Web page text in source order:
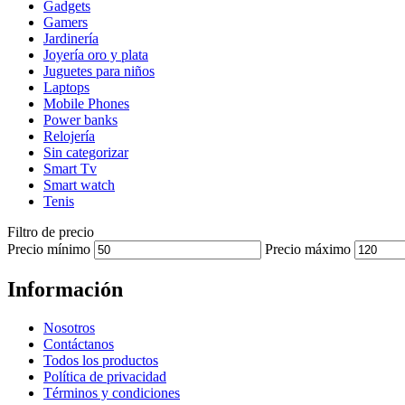
Gadgets
Gamers
Jardinería
Joyería oro y plata
Juguetes para niños
Laptops
Mobile Phones
Power banks
Relojería
Sin categorizar
Smart Tv
Smart watch
Tenis
Filtro de precio
Precio mínimo
Precio máximo
Información
Nosotros
Contáctanos
Todos los productos
Política de privacidad
Términos y condiciones